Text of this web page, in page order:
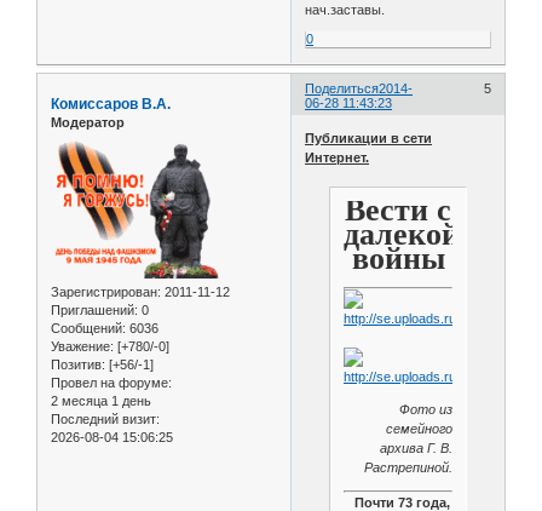
нач.заставы.
0
Поделиться 5
2014-
06-28 11:43:23
Комиссаров В.А.
Модератор
Зарегистрирован: 2011-11-12
Приглашений: 0
Сообщений: 6036
Уважение: [+780/-0]
Позитив: [+56/-1]
Провел на форуме:
2 месяца 1 день
Последний визит:
2026-08-04 15:06:25
Публикации в сети
Интернет.
Вести с
далекой
войны
Фото из
семейного
архива Г. В.
Растрепиной.
Почти 73 года,